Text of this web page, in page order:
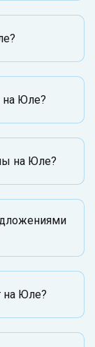
на Юле?
на Юле?
на Юле?